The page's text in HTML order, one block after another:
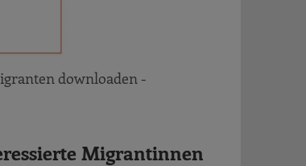
downloaden -
Migrantinnen